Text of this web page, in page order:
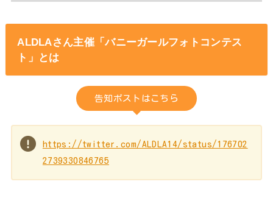
ALDLAさん主催「バニーガールフォトコンテス
ト」とは
告知ポストはこちら
https://twitter.com/ALDLA14/status/176702
2739330846765